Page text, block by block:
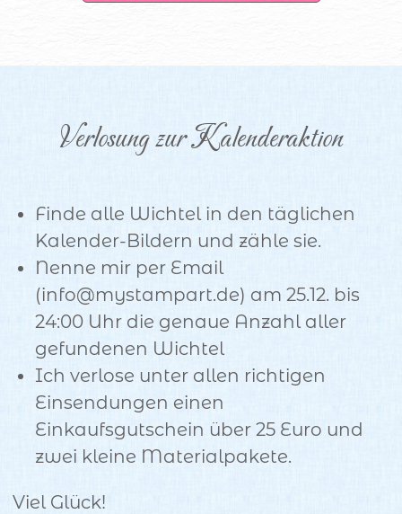
Verlosung zur Kalenderaktion
Finde alle Wichtel in den täglichen
Kalender-Bildern und zähle sie.
Nenne mir per Email
(info@mystampart.de) am 25.12. bis
24:00 Uhr die genaue Anzahl aller
gefundenen Wichtel
Ich verlose unter allen richtigen
Einsendungen einen
Einkaufsgutschein über 25 Euro und
zwei kleine Materialpakete.
Viel Glück!